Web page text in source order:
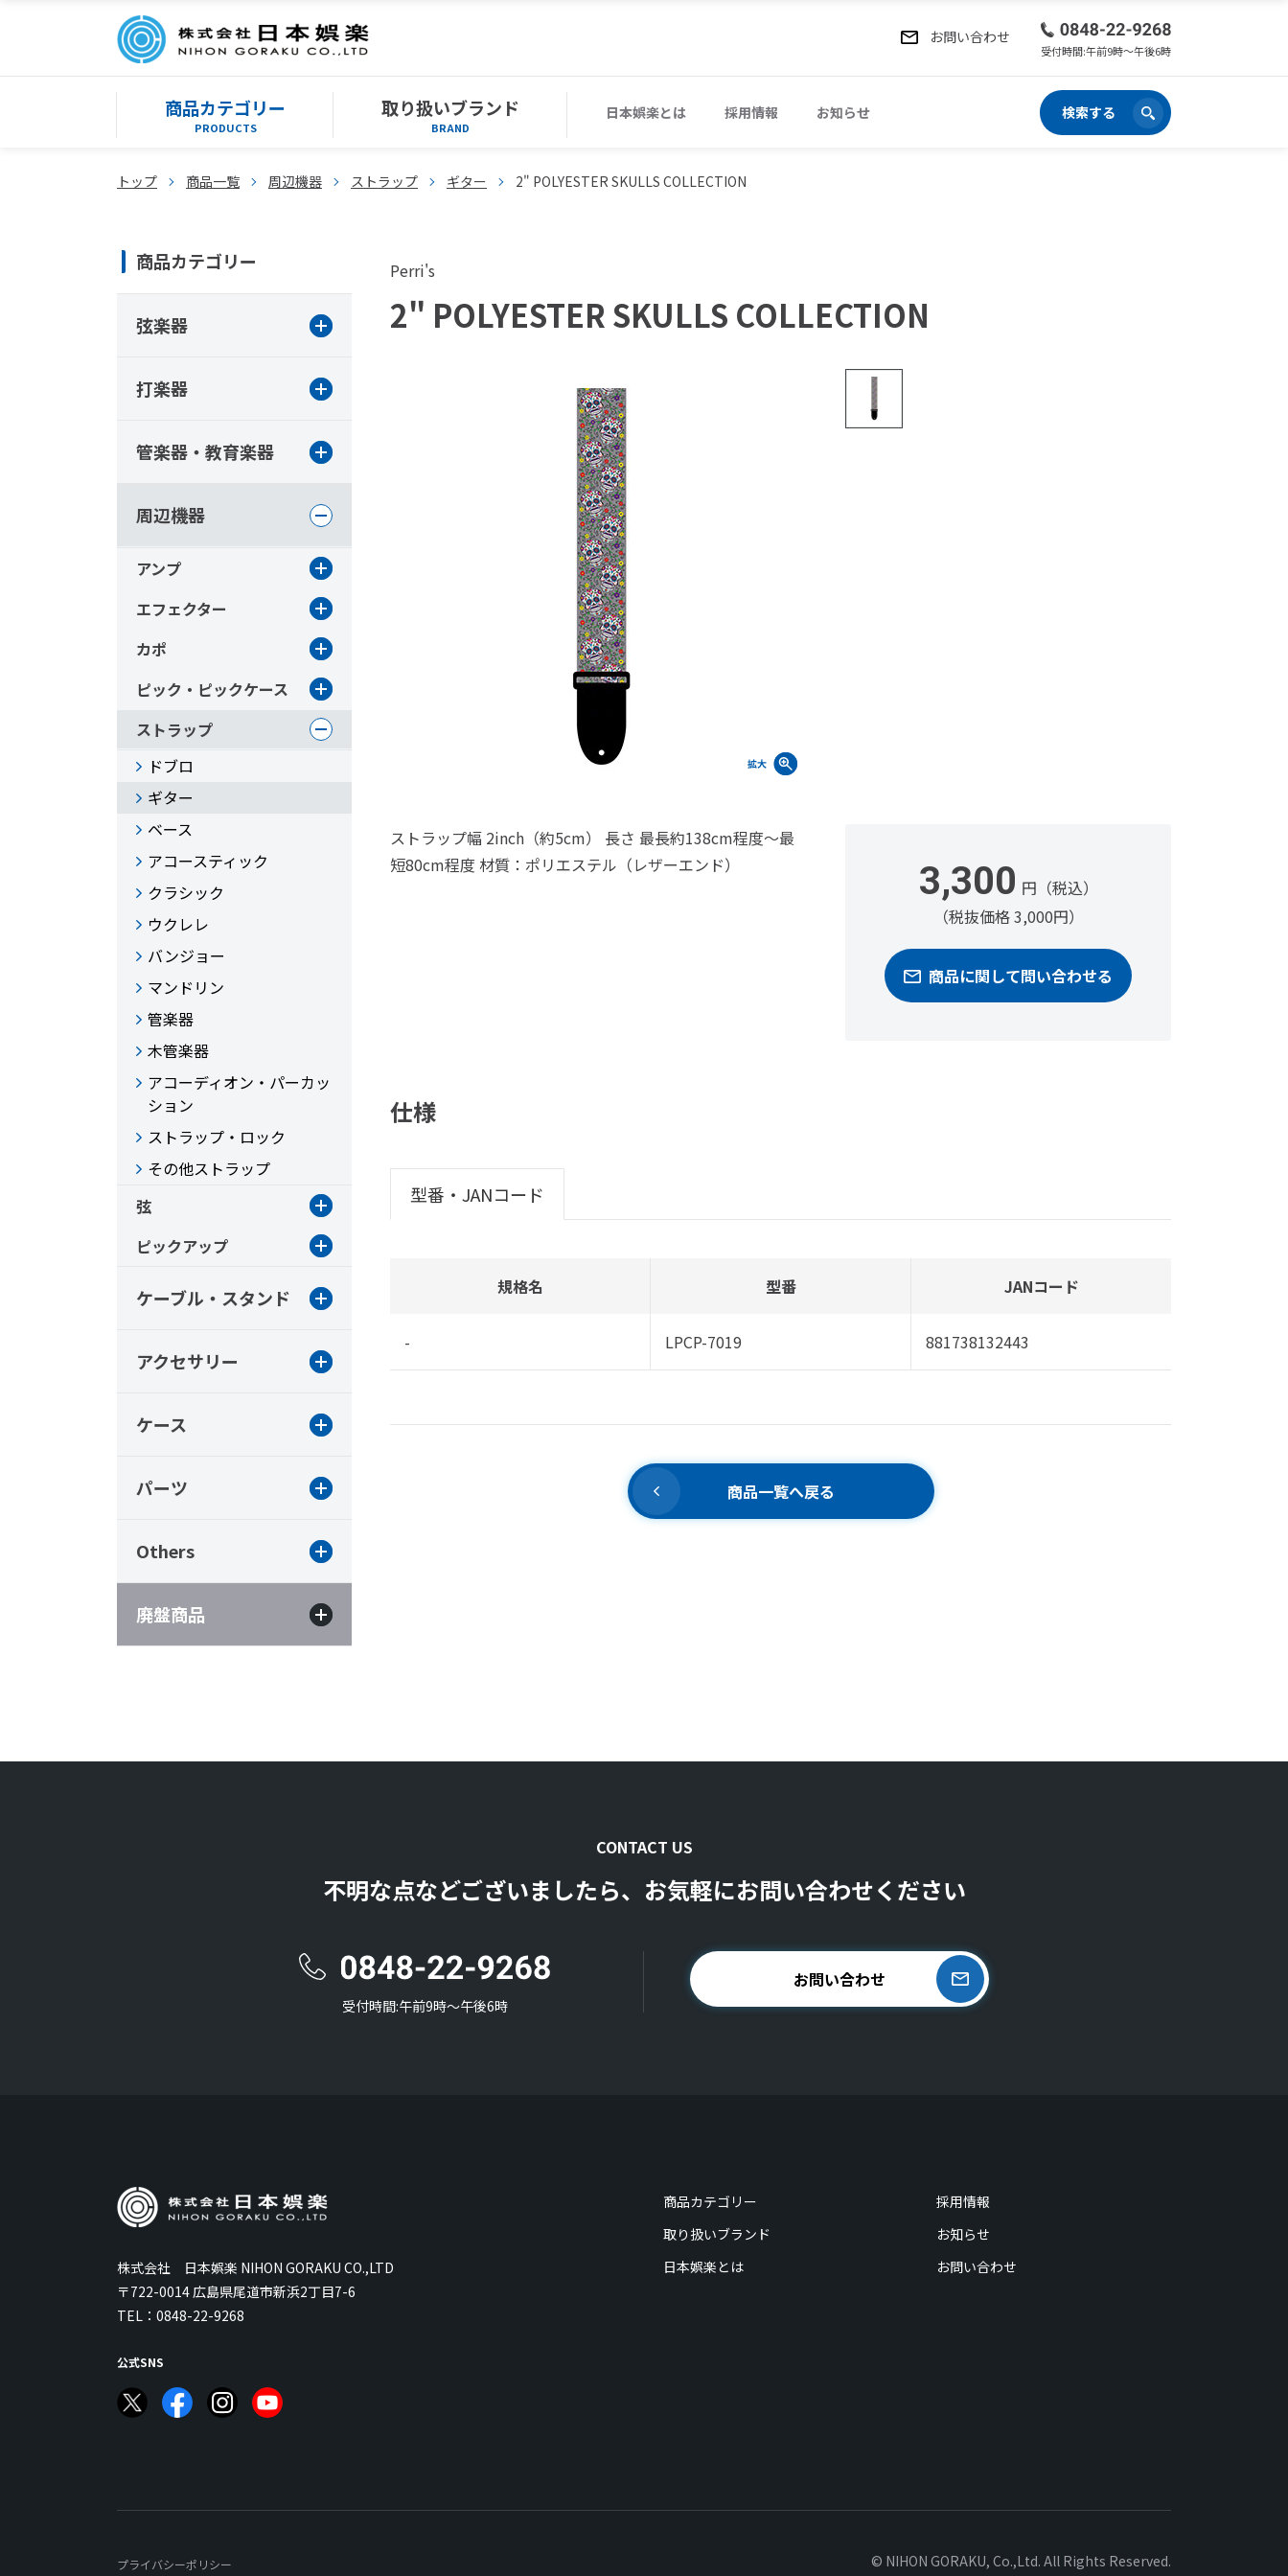
お問い合わせ
受付時間:午前9時〜午後6時
商品カテゴリー
PRODUCTS
取り扱いブランド
BRAND
日本娯楽とは 採用情報 お知らせ 検索する
トップ 商品一覧 周辺機器 ストラップ ギター 2" POLYESTER SKULLS COLLECTION
Perri's
2" POLYESTER SKULLS COLLECTION
ストラップ幅 2inch（約5cm） 長さ 最長約138cm程度～最
短80cm程度 材質：ポリエステル（レザーエンド）
3,300 円（税込）
（税抜価格 3,000円）
商品に関して問い合わせる
仕様
型番・JANコード
規格名 型番 JANコード
- LPCP-7019 881738132443
商品一覧へ戻る
商品カテゴリー
弦楽器
打楽器
管楽器・教育楽器
周辺機器
アンプ
エフェクター
カポ
ピック・ピックケース
ストラップ
ドブロ
ギター
ベース
アコースティック
クラシック
ウクレレ
バンジョー
マンドリン
管楽器
木管楽器
アコーディオン・パーカッ
ション
ストラップ・ロック
その他ストラップ
弦
ピックアップ
ケーブル・スタンド
アクセサリー
ケース
パーツ
Others
廃盤商品
CONTACT US
不明な点などございましたら、お気軽にお問い合わせください
受付時間:午前9時〜午後6時
お問い合わせ
株式会社 日本娯楽 NIHON GORAKU CO.,LTD
〒722-0014 広島県尾道市新浜2丁目7-6
TEL： 0848-22-9268
公式SNS
商品カテゴリー
採用情報
取り扱いブランド
お知らせ
日本娯楽とは
お問い合わせ
プライバシーポリシー © NIHON GORAKU, Co.,Ltd. All Rights Reserved.